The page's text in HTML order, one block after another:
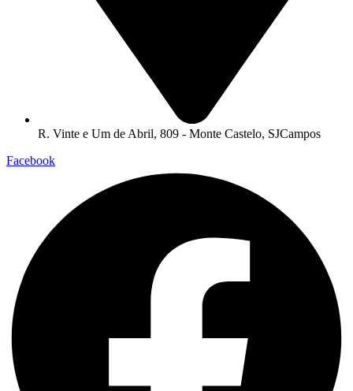
R. Vinte e Um de Abril, 809 - Monte Castelo, SJCampos
Facebook